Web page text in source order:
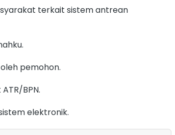
terkait sistem antrean
pemohon.
BPN.
elektronik.